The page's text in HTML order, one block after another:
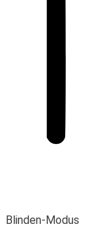
Blinden-Modus